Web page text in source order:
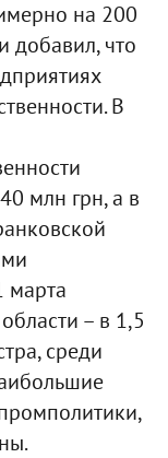
на 200
добавил, что
В
млн грн, а в
марта
– в 1,5
среди